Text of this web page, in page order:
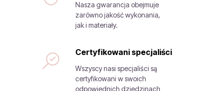
Certyfikowani specjaliści
Wszyscy nasi specjaliści są
certyfikowani w swoich
odpowiednich dziedzinach
Nasza gwarancja obejmuje
zarówno jakość wykonania,
jak i materiały.